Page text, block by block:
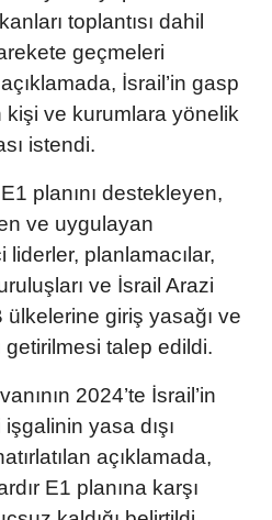
toplantısı dahil
geçmeleri
İsrail’in gasp
ve kurumlara yönelik
istendi.
planını destekleyen,
ve uygulayan
planlamacılar,
ve İsrail Arazi
giriş yasağı ve
getirilmesi talep edildi.
2024’te İsrail’in
yasa dışı
açıklamada,
E1 planına karşı